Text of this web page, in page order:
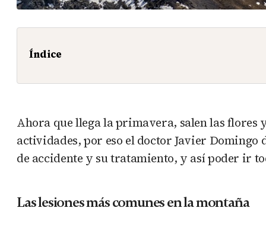
Índice
Ahora que llega la primavera, salen las flores
actividades, por eso el doctor Javier Domingo
de accidente y su tratamiento, y así poder ir
Las lesiones más comunes en la montaña